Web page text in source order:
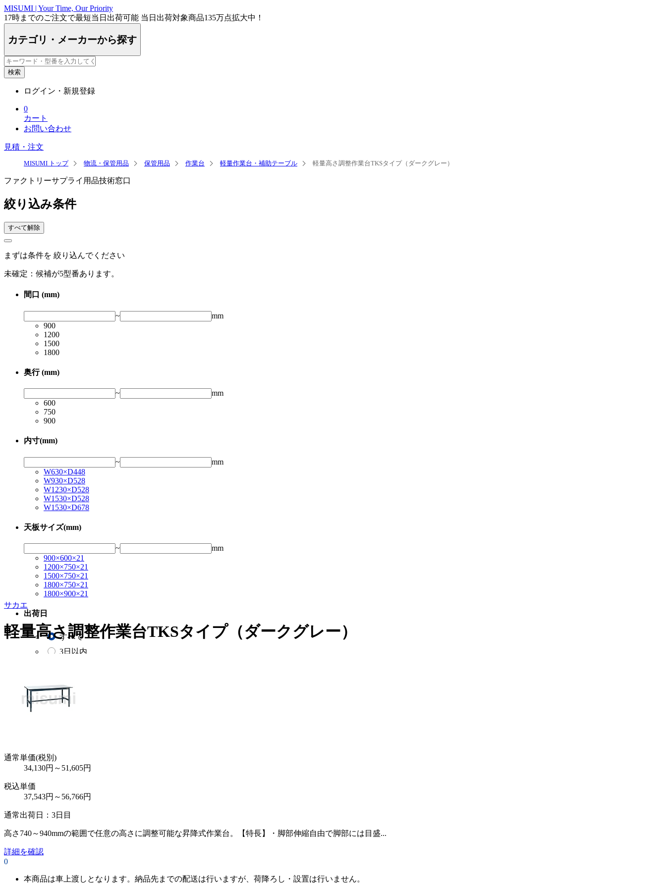
MISUMI | Your Time, Our Priority
17時までのご注文で最短当日出荷可能 当日出荷対象商品135万点拡大中！
カテゴリ・メーカーから探す
検索
ログイン・新規登録
0
カート
お問い合わせ
見積・注文
MISUMI トップ 物流・保管用品 保管用品 作業台 軽量作業台・補助テーブル 軽量高さ調整作業台TKSタイプ（ダークグレー）
ファクトリーサプライ用品技術窓口
絞り込み条件
すべて解除
まずは条件を 絞り込んでください
未確定：候補が5型番あります。
間口 (mm)
~
mm
900
1200
1500
1800
奥行 (mm)
~
mm
600
750
900
内寸(mm)
~
mm
W630×D448
W930×D528
W1230×D528
W1530×D528
W1530×D678
天板サイズ(mm)
~
mm
900×600×21
1200×750×21
1500×750×21
1800×750×21
1800×900×21
出荷日
すべて
3日以内
サカエ
軽量高さ調整作業台TKSタイプ（ダークグレー）
通常単価(税別)
34,130円 ～ 51,605円
税込単価
37,543円 ～ 56,766円
通常出荷日： 3日目
高さ740～940mmの範囲で任意の高さに調整可能な昇降式作業台。【特長】・脚部伸縮自由で脚部には目盛...
詳細を確認
0
本商品は車上渡しとなります。納品先までの配送は行いますが、荷降ろし・設置は行いません。